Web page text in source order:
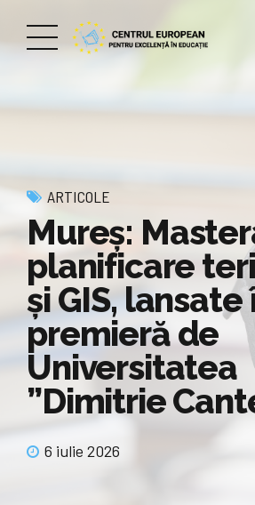
ARTICOLE
Mureș:
planificare
și GIS, lansate
premieră de
Universitatea
”Dimitrie
6 iulie 2026